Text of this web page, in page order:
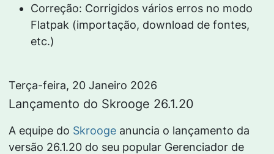
Correção: Corrigidos vários erros no modo
Flatpak (importação, download de fontes,
etc.)
Terça-feira, 20 Janeiro 2026
Lançamento do Skrooge 26.1.20
A equipe do Skroogeanuncia o lançamento da
versão 26.1.20 do seu popular Gerenciador de